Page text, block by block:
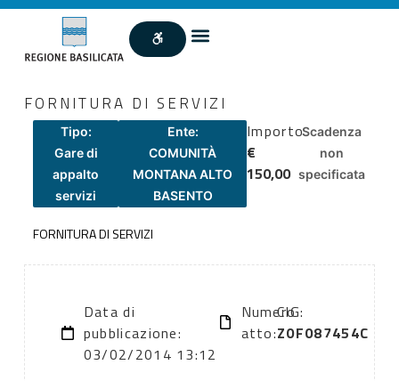
FORNITURA DI SERVIZI
Tipo:
Gare di
appalto
servizi
Ente:
COMUNITÀ
MONTANA ALTO
BASENTO
Importo
€
150,00
Scadenza
non
specificata
FORNITURA DI SERVIZI
Data di
pubblicazione:
03/02/2014 13:12
Numero
atto:
CIG:
Z0F087454C